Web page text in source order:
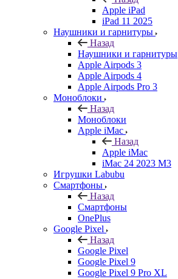
Apple iPad
iPad 11 2025
Наушники и гарнитуры
Назад
Наушники и гарнитуры
Apple Airpods 3
Apple Airpods 4
Apple Airpods Pro 3
Моноблоки
Назад
Моноблоки
Apple iMac
Назад
Apple iMac
iMac 24 2023 M3
Игрушки Labubu
Смартфоны
Назад
Смартфоны
OnePlus
Google Pixel
Назад
Google Pixel
Google Pixel 9
Google Pixel 9 Pro XL